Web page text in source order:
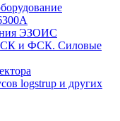
ЭЗОИС
и ФСК. Силовые
logstrup и других